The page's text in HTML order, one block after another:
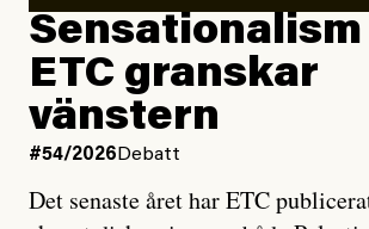
Sensationalism
ETC granskar
vänstern
#54/2026 Debatt
Det senaste året har ETC